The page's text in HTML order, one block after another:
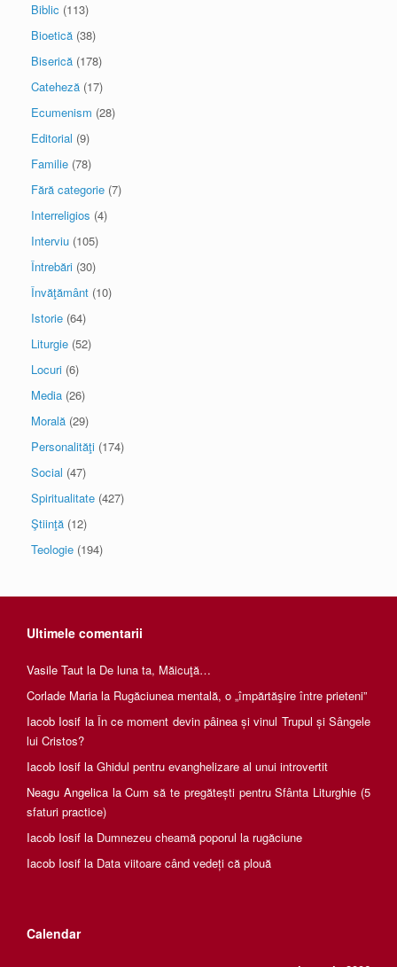
Biblic (113)
Bioetică (38)
Biserică (178)
Cateheză (17)
Ecumenism (28)
Editorial (9)
Familie (78)
Fără categorie (7)
Interreligios (4)
Interviu (105)
Întrebări (30)
Învăţământ (10)
Istorie (64)
Liturgie (52)
Locuri (6)
Media (26)
Morală (29)
Personalităţi (174)
Social (47)
Spiritualitate (427)
Ştiinţă (12)
Teologie (194)
Ultimele comentarii
Vasile Taut la De luna ta, Măicuţă…
Corlade Maria la Rugăciunea mentală, o „împărtăşire între prieteni”
Iacob Iosif la În ce moment devin pâinea și vinul Trupul și Sângele
lui Cristos?
Iacob Iosif la Ghidul pentru evanghelizare al unui introvertit
Neagu AngelicalaCum să te pregătești pentru Sfânta Liturghie (5
sfaturi practice)
Iacob Iosif la Dumnezeu cheamă poporul la rugăciune
Iacob Iosif la Data viitoare când vedeți că plouă
Calendar